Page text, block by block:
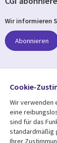
Wir informieren
Abonnieren
Folgen Sie
Social
Media
GERMANY
Cookie-
Wir verwenden
eine
sind für das
standardmäßig
Ihrer